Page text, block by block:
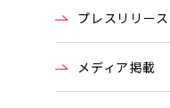
プレスリリース
メディア掲載